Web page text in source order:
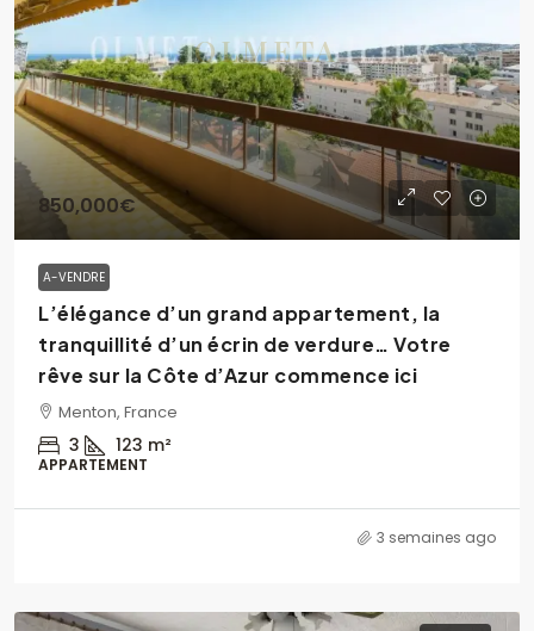
850,000€
A-VENDRE
L’élégance d’un grand appartement, la
tranquillité d’un écrin de verdure… Votre
rêve sur la Côte d’Azur commence ici
Menton, France
3 123 m²
APPARTEMENT
3 semaines ago